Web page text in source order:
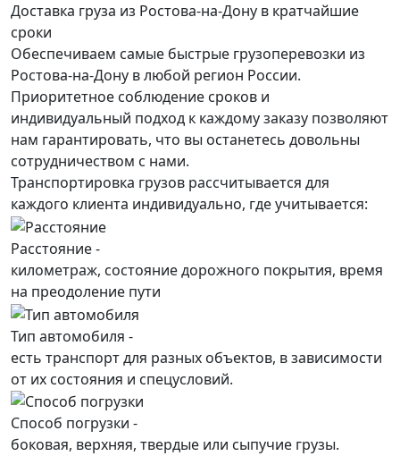
Доставка груза из Ростова-на-Дону в кратчайшие
сроки
Обеспечиваем самые быстрые грузоперевозки из
Ростова-на-Дону в любой регион России.
Приоритетное соблюдение сроков и
индивидуальный подход к каждому заказу позволяют
нам гарантировать, что вы останетесь довольны
сотрудничеством с нами.
Транспортировка грузов рассчитывается для
каждого клиента индивидуально, где учитывается:
Расстояние -
километраж, состояние дорожного покрытия, время
на преодоление пути
Тип автомобиля -
есть транспорт для разных объектов, в зависимости
от их состояния и спецусловий.
Способ погрузки -
боковая, верхняя, твердые или сыпучие грузы.